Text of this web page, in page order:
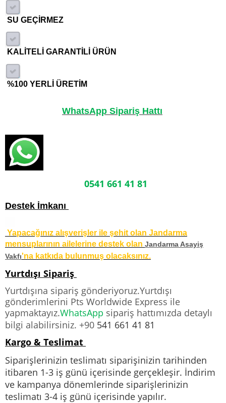
SU GEÇİRMEZ
KALİTELİ GARANTİLİ ÜRÜN
%100 YERLİ ÜRETİM
WhatsApp Sipariş Hattı
0541 661 41 81
Destek İmkanı
Yapacağınız alışverişler ile şehit olan Jandarma
mensuplarının ailelerine destek olan Jandarma Asayiş
Vakfı'na katkıda bulunmuş olacaksınız.
Yurtdışı Sipariş
Yurtdışına sipariş gönderiyoruz.Yurtdışı
gönderimlerini Pts Worldwide Express ile
yapmaktayız.WhatsApp sipariş hattımızda detaylı
bilgi alabilirsiniz. +90 541 661 41 81
Kargo & Teslimat
Siparişlerinizin teslimatı siparişinizin tarihinden
itibaren 1-3 iş günü içerisinde gerçekleşir. İndirim
ve kampanya dönemlerinde siparişlerinizin
teslimatı 3-4 iş günü içerisinde yapılır.